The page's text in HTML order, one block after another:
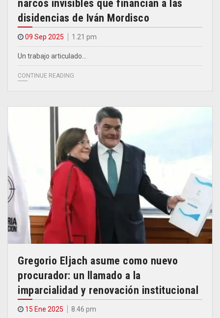
narcos invisibles que financian a las
disidencias de Iván Mordisco
09 Sep 2025 1.21 pm
Un trabajo articulado…
CONTINUE READING
Gregorio Eljach asume como nuevo
procurador: un llamado a la
imparcialidad y renovación institucional
15 Ene 2025 8.46 pm